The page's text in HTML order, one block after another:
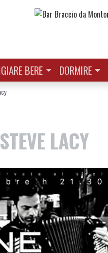
BERE DORMIRE
LACY